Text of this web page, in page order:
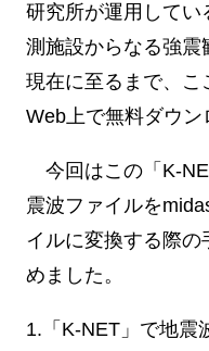
研究所が運用してい
測施設からなる強震
現在に至るまで、こ
Web上で無料ダウン
今回はこの「K-
震波ファイルを
イルに変換する際の
めました。
1.「K-NET」で地震